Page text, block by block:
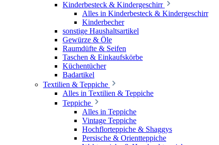
Kinderbesteck & Kindergeschirr
Alles in Kinderbesteck & Kindergeschirr
Kinderbecher
sonstige Haushaltsartikel
Gewürze & Öle
Raumdüfte & Seifen
Taschen & Einkaufskörbe
Küchentücher
Badartikel
Textilien & Teppiche
Alles in Textilien & Teppiche
Teppiche
Alles in Teppiche
Vintage Teppiche
Hochflorteppiche & Shaggys
Persische & Orientteppiche